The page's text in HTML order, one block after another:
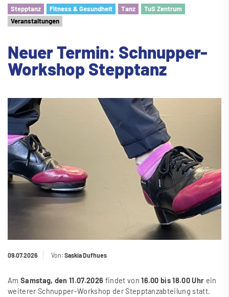
Stepptanz Fitness & Gesundheit Tanz
TuS Zentrum
Veranstaltungen
Neuer Termin: Schnupper-
Workshop Stepptanz
09.07.2026 Von: Saskia Dufhues
Am Samstag, den 11.07.2026 findet von16.00 bis 18.00 Uhr ein
weiterer Schnupper-Workshop der Stepptanzabteilung statt.